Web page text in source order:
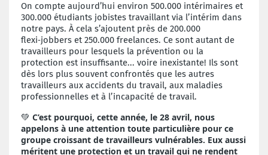
On compte aujourd’hui environ 500.000 intérimaires et
300.000 étudiants jobistes travaillant via l’intérim dans
notre pays. À cela s’ajoutent près de 200.000
flexi‑jobbers et 250.000 freelances. Ce sont autant de
travailleurs pour lesquels la prévention ou la
protection est insuffisante... voire inexistante! Ils sont
dès lors plus souvent confrontés que les autres
travailleurs aux accidents du travail, aux maladies
professionnelles et à l’incapacité de travail.
💚 C’est pourquoi, cette année, le 28 avril, nous
appelons à une attention toute particulière pour ce
groupe croissant de travailleurs vulnérables. Eux aussi
méritent une protection et un travail qui ne rendent